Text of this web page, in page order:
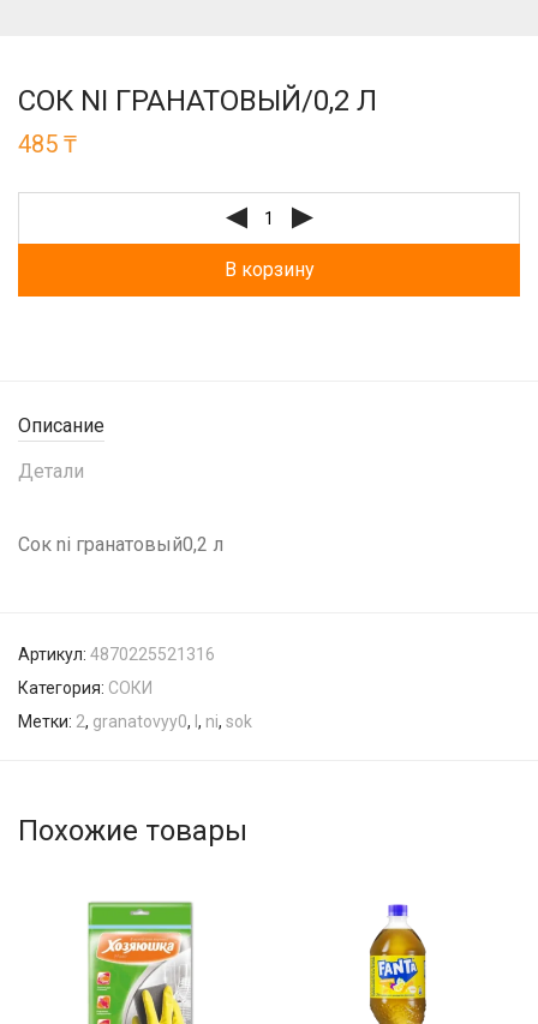
СОК NI ГРАНАТОВЫЙ/0,2 Л
485 ₸
В корзину
Описание
Детали
Сок ni гранатовый0,2 л
Артикул: 4870225521316
Категория: СОКИ
Метки: 2, granatovyy0, , ni, sok
Похожие товары